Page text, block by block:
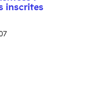
inscrites